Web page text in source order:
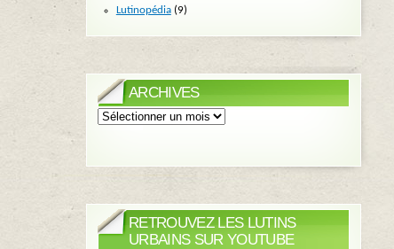
Lutinopédia(9)
ARCHIVES
Archives
RETROUVEZ LES LUTINS
URBAINS SUR YOUTUBE